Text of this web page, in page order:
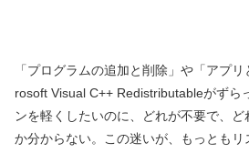
「プログラムの追加と削除」や「アプ
rosoft Visual C++ Redistributableがずら
ンを軽くしたいのに、どれが不要で、
か分からない。この迷いが、もっとも